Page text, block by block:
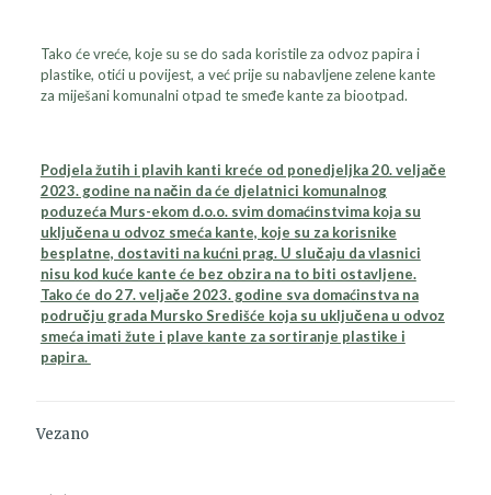
Tako će vreće, koje su se do sada koristile za odvoz papira i
plastike, otići u povijest, a već prije su nabavljene zelene kante
za miješani komunalni otpad te smeđe kante za biootpad.
Podjela žutih i plavih kanti kreće od ponedjeljka 20. veljače
2023. godine na način da će djelatnici komunalnog
poduzeća Murs-ekom d.o.o. svim domaćinstvima koja su
uključena u odvoz smeća kante, koje su za korisnike
besplatne, dostaviti na kućni prag. U slučaju da vlasnici
nisu kod kuće kante će bez obzira na to biti ostavljene.
Tako će do 27. veljače 2023. godine sva domaćinstva na
području grada Mursko Središće koja su uključena u odvoz
smeća imati žute i plave kante za sortiranje plastike i
papira.
Vezano